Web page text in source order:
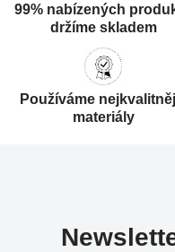
99% nabízených
držíme skladem
Používáme
materiály